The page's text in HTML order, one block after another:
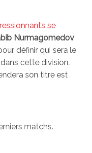
se
Nurmagomedov
définir qui sera le
cette division.
son titre est
matchs.